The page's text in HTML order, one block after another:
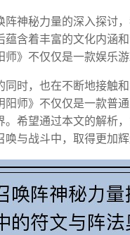
阵神秘力量的深入探讨
蕴含着丰富的文化内涵
师》不仅仅是一款娱乐
同时，也在不断地接触
阳师》不仅仅是一款普
。希望通过本文的解析
与战斗中，取得更加辉